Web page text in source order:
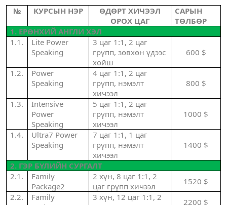
№ КУРСЫН НЭР
ӨДӨРТ ХИЧЭЭЛ
ОРОХ ЦАГ
САРЫН
ТӨЛБӨР
1. ЕРӨНХИЙ АНГЛИ ХЭЛ
1.1.
Lite Power
Speaking
3 цаг 1:1, 2 цаг
грүпп, зөвхөн үдээс
хойш
600 $
1.2.
Power
Speaking
4 цаг 1:1, 2 цаг
грүпп, нэмэлт
хичээл
800 $
1.3.
Intensive
Power
Speaking
5 цаг 1:1, 2 цаг
грүпп, нэмэлт
хичээл
1000 $
1.4.
Ultra7 Power
Speaking
7 цаг 1:1, 1 цаг
грүпп, нэмэлт
хичээл
1400 $
2. ГЭР БҮЛИЙН СУРГАЛТ
2.1.
Family
Package2
2 хүн, 8 цаг 1:1, 2
цаг грүпп хичээл
1520 $
2.2.
Family
3 хүн, 12 цаг 1:1, 2
2200 $